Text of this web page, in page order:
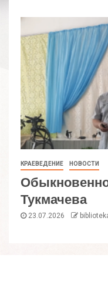
КРАЕВЕДЕНИЕ НОВОСТИ
Тукмачева
23.07.2026